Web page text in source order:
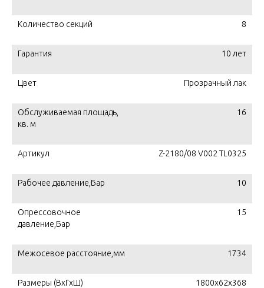
Количество секций 8
Гарантия 10 лет
Цвет Прозрачный лак
Обслуживаемая площадь,
кв. м
16
Артикул Z-2180/08 V002 TL0325
Рабочее давление,Бар 10
Опрессовочное
давление,Бар
15
Межосевое расстояние,мм 1734
Размеры (ВхГхШ) 1800х62х368